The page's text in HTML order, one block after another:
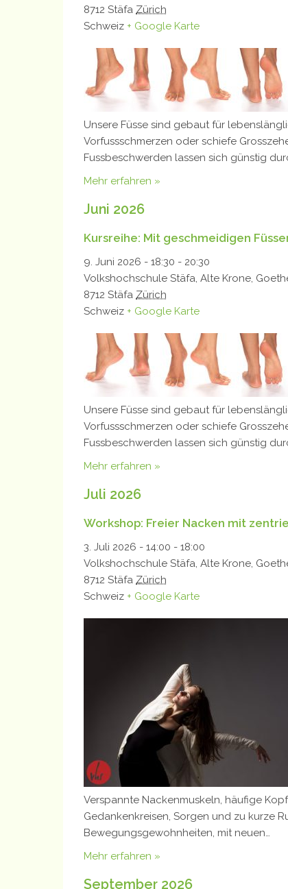
8712 Stäfa Zürich
Schweiz + Google Karte
Unsere Füsse sind gebaut für
Vorfussschmerzen oder schiefe
Fussbeschwerden lassen sich günstig
Mehr erfahren »
Juni 2026
Kursreihe: Mit geschmeidigen
9. Juni 2026 - 18:30 - 20:30
Volkshochschule Stäfa, Alte Krone,
8712 Stäfa Zürich
Schweiz + Google Karte
Unsere Füsse sind gebaut für
Vorfussschmerzen oder schiefe
Fussbeschwerden lassen sich günstig
Mehr erfahren »
Juli 2026
Workshop: Freier Nacken mit
3. Juli 2026 - 14:00 - 18:00
Volkshochschule Stäfa, Alte Krone,
8712 Stäfa Zürich
Schweiz + Google Karte
Verspannte Nackenmuskeln, häufige
Gedankenkreisen, Sorgen und zu kurze
Bewegungsgewohnheiten, mit neuen…
Mehr erfahren »
September 2026